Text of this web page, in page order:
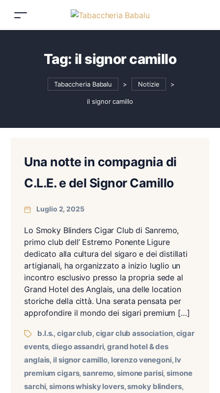
Tag: il signor camillo
Tabaccheria Babalu > Notizie >
il signor camillo
Una notte in compagnia di
C.L.E. e del Signor Camillo
Luglio 2, 2025
Lo Smoky Blinders Cigar Club di Sanremo,
primo club dell’ Estremo Ponente Ligure
dedicato alla cultura del sigaro e dei distillati
artigianali, ha organizzato a inizio luglio un
incontro esclusivo presso la propria sede al
Grand Hotel des Anglais, una delle location
storiche della città. Una serata pensata per
approfondire il mondo dei sigari premium […]
b.l.s.,cigar club, cigar club association, cigar
events,diego assandri,grand hotel & des
anglais, il signor camillo, lorenzo venegoni, lv
premium cigars,sanremo,simone parisi,simone
sarchi,simons whisky lovers,smoky blinders,